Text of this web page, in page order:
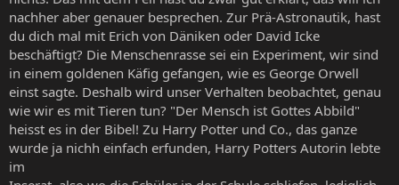
nachher aber genauer besprechen. Zur Prä-Astronautik, hast
du dich mal mit Erich von Däniken oder David Icke
beschäftigt? Die Menschenrasse sei ein Experiment, wir sind
in einem goldenen Käfig gefangen, wie es George Orwell
einst sagte. Deshalb wird unser Verhalten beobachtet, genau
wie wir es mit Tieren tun? "Der Mensch ist Gottes Abbild"
heisst es in der Bibel! Zu Harry Potter und Co., das ganze
wurde ja nichh einfach erfunden, Harry Potters Autorin lebte
im